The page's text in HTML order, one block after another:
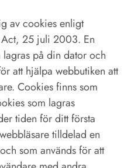
av cookies enligt
25 juli 2003. En
på din dator och
att hjälpa webbutiken att
Cookies finns som
som lagras
tiden för ditt första
tilldelad en
som används för att